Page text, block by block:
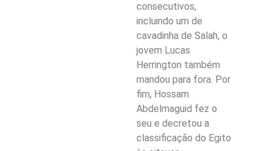
consecutivos,
incluindo um de
cavadinha de Salah, o
jovem Lucas
Herrington também
mandou para fora. Por
fim, Hossam
Abdelmaguid fez o
seu e decretou a
classificação do Egito